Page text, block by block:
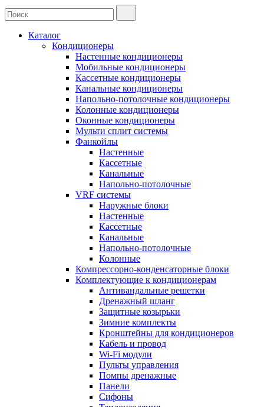
Каталог
Кондиционеры
Настенные кондиционеры
Мобильные кондиционеры
Кассетные кондиционеры
Канальные кондиционеры
Напольно-потолочные кондиционеры
Колонные кондиционеры
Оконные кондиционеры
Мульти сплит системы
Фанкойлы
Настенные
Кассетные
Канальные
Напольно-потолочные
VRF системы
Наружные блоки
Настенные
Кассетные
Канальные
Напольно-потолочные
Колонные
Компрессорно-конденсаторные блоки
Комплектующие к кондиционерам
Антивандальные решетки
Дренажный шланг
Защитные козырьки
Зимние комплекты
Кронштейны для кондиционеров
Кабель и провод
Wi-Fi модули
Пульты управления
Помпы дренажные
Панели
Сифоны